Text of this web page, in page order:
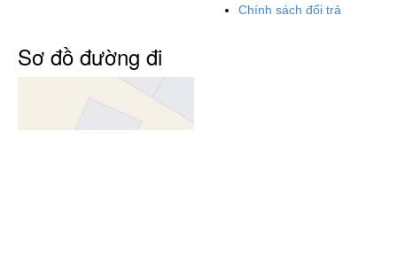
Chính sách đổi trả
Sơ đồ đường đi